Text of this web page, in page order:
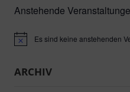
Anstehende
HinweisEs sind keine anstehenden
ARCHIV